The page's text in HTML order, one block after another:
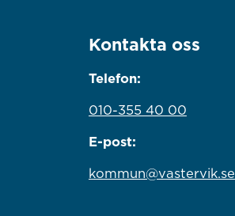
Kontakta oss
Telefon:
010-355 40 00
E-post:
kommun@vastervik.se